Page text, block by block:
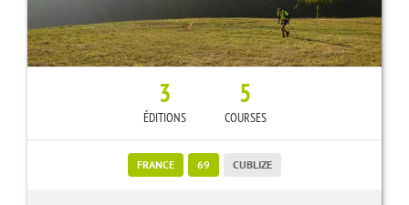
3
ÉDITIONS
5
COURSES
FRANCE 69 CUBLIZE